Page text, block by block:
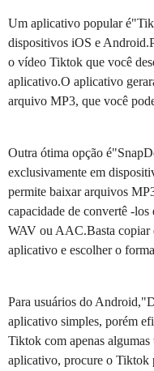
Um aplicativo popular
dispositivos iOS e
o vídeo Tiktok que você
aplicativo.O aplicativo
arquivo MP3, que você
Outra ótima opção
exclusivamente em
permite baixar arquivos
capacidade de convertê -
WAV ou AAC.Basta
aplicativo e escolher o
Para usuários do
aplicativo simples, porém
Tiktok com apenas
aplicativo, procure o Tiktok